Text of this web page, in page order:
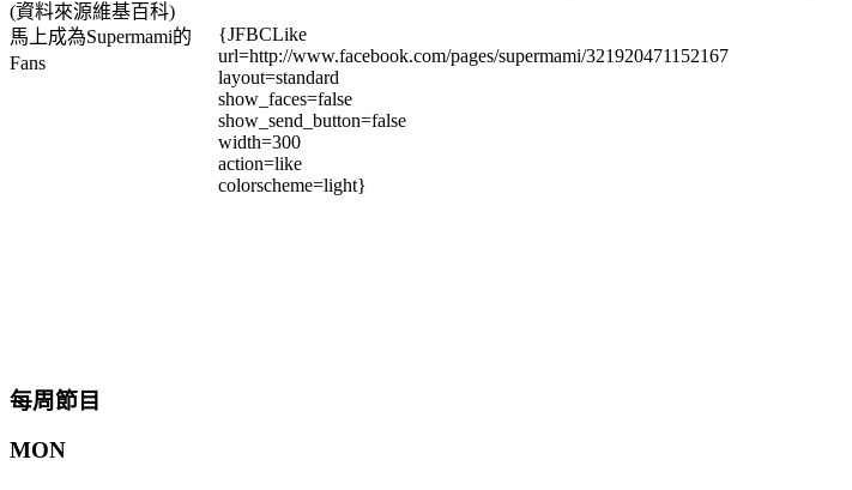
(資料來源維基百科)
馬上成為Supermami的
Fans
{JFBCLike
url=http://www.facebook.com/pages/supermami/321920471152167
layout=standard
show_faces=false
show_send_button=false
width=300
action=like
colorscheme=light}
每周節目
MON